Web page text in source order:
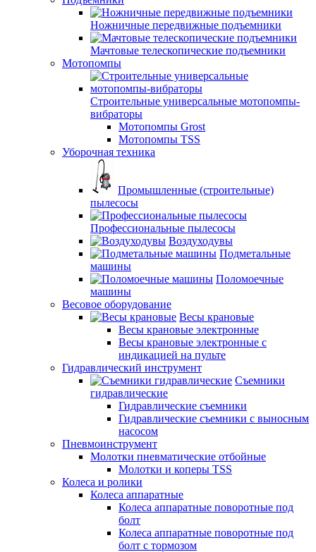
Ножничные передвижные подъемники
Мачтовые телескопические подъемники
Мотопомпы
Строительные универсальные мотопомпы-
вибраторы
Мотопомпы Grost
Мотопомпы TSS
Уборочная техника
Промышленные (строительные)
пылесосы
Профессиональные пылесосы
Воздуходувы
Подметальные
машины
Поломоечные
машины
Весовое оборудование
Весы крановые
Весы крановые электронные
Весы крановые электронные с
индикацией на пульте
Гидравлический инструмент
Съемники
гидравлические
Гидравлические съемники
Гидравлические cъемники с выносным
насосом
Пневмоинструмент
Молотки пневматические отбойные
Молотки и коперы TSS
Колеса и ролики
Колеса аппаратные
Колеса аппаратные поворотные под
болт
Колеса аппаратные поворотные под
болт с тормозом